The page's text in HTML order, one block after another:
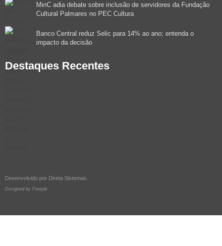
MinC adia debate sobre inclusão de servidores da Fundação
Cultural Palmares no PEC Cultura
Banco Central reduz Selic para 14% ao ano; entenda o
impacto da decisão
Destaques Recentes
Desenvolvido por Direta Sistemas
Designed by Freepik